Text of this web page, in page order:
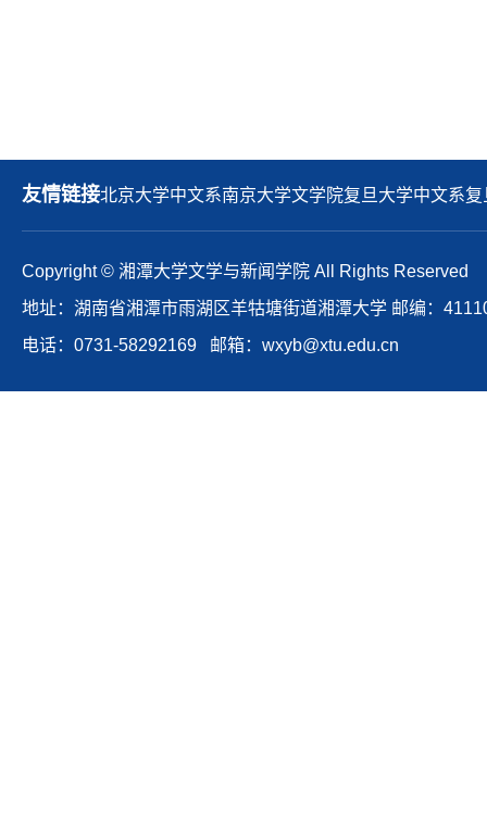
友情链接北京大学中文系南京大学文学院复旦大学中文系复
Copyright © 湘潭大学文学与新闻学院 All Rights Reserved
地址：湖南省湘潭市雨湖区羊牯塘街道湘潭大学 邮编：
电话：0731-58292169 邮箱：wxyb@xtu.edu.cn